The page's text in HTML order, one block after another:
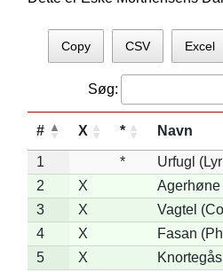
Copy CSV Excel
Søg:
# X * Navn
1 *
Urfugl
2
X
Agerhøne
3
X
Vagtel
4
X
Fasan
5
X